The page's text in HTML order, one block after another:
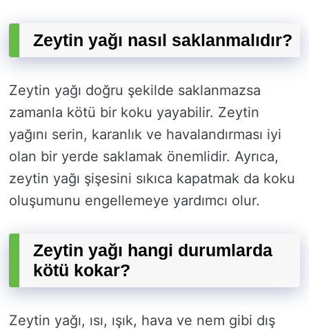
Zeytin yağı nasıl saklanmalıdır?
Zeytin yağı doğru şekilde saklanmazsa
zamanla kötü bir koku yayabilir. Zeytin
yağını serin, karanlık ve havalandırması iyi
olan bir yerde saklamak önemlidir. Ayrıca,
zeytin yağı şişesini sıkıca kapatmak da koku
oluşumunu engellemeye yardımcı olur.
Zeytin yağı hangi durumlarda
kötü kokar?
Zeytin yağı, ısı, ışık, hava ve nem gibi dış